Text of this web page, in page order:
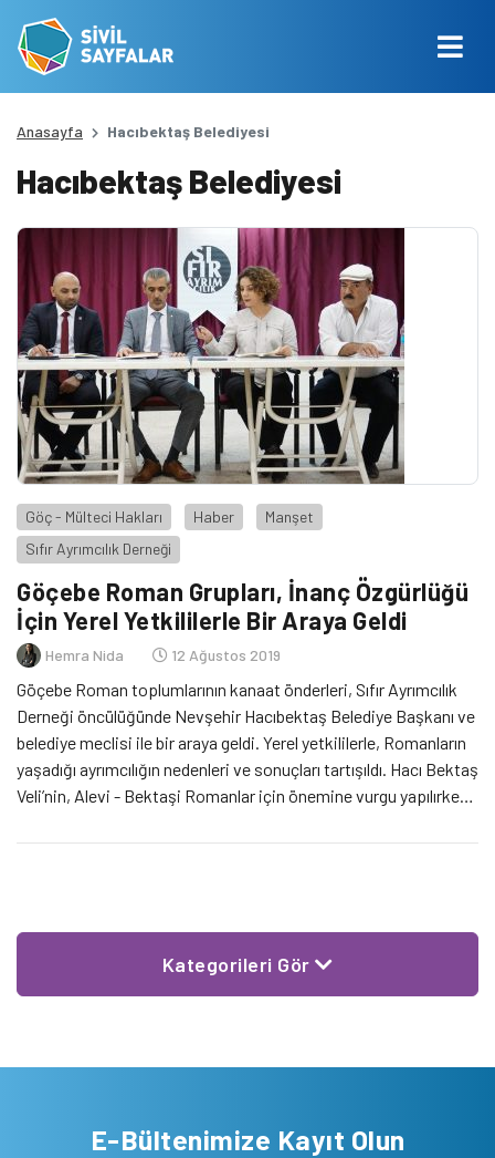
Anasayfa Hacıbektaş Belediyesi
Hacıbektaş Belediyesi
Göç - Mülteci Hakları Haber
Manşet
Sıfır Ayrımcılık Derneği
Göçebe Roman Grupları, İnanç Özgürlüğü
İçin Yerel Yetkililerle Bir Araya Geldi
Hemra Nida 12 Ağustos 2019
Göçebe Roman toplumlarının kanaat önderleri, Sıfır Ayrımcılık
Derneği öncülüğünde Nevşehir Hacıbektaş Belediye Başkanı ve
belediye meclisi ile bir araya geldi. Yerel yetkililerle, Romanların
yaşadığı ayrımcılığın nedenleri ve sonuçları tartışıldı. Hacı Bektaş
Veli’nin, Alevi - Bektaşi Romanlar için önemine vurgu yapılırken
içinde geçmesi için çözüm önerilerinde bulunuldu.
Kategorileri Gör
E-Bültenimize Kayıt Olun